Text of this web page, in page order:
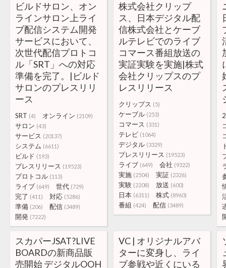
ビルドサロン、オン
ラインサロン上ライ
ブ配信システム開発
サービスにおいて、
次世代配信プロトコ
ル「SRT」への対応
準備を完了。|ビルド
サロンのプレスリリ
ース
SRT (4) オンライン (2109)
サロン (43)
サービス (20137)
システム (6611)
ビルド (193)
プレスリリース (19523)
プロトコル (113)
ライブ (649) 世代 (729)
完了 (411) 対応 (5286)
準備 (206) 配信 (3489)
開発 (7222)
株式会社クリップ
ス、日本デジタル配
信株式会社とケーブ
ルテレビでのライブ
コマース番組放送の
実証実験を実施|株式
会社クリップスのプ
レスリリース
クリップス (5)
ケーブル (253)
コマース (331)
テレビ (1064)
デジタル (3329)
プレスリリース (19523)
ライブ (649) 会社 (9322)
実施 (2504) 実証 (2326)
実験 (2208) 放送 (600)
日本 (6311) 株式 (8960)
番組 (424) 配信 (3489)
スカパーJSAT?LIVE
BOARDの新商品販
売開始 デジタルOOH
VC | オリジナルアバ
ターに変身し、ライ
ブ参戦や近くにいる